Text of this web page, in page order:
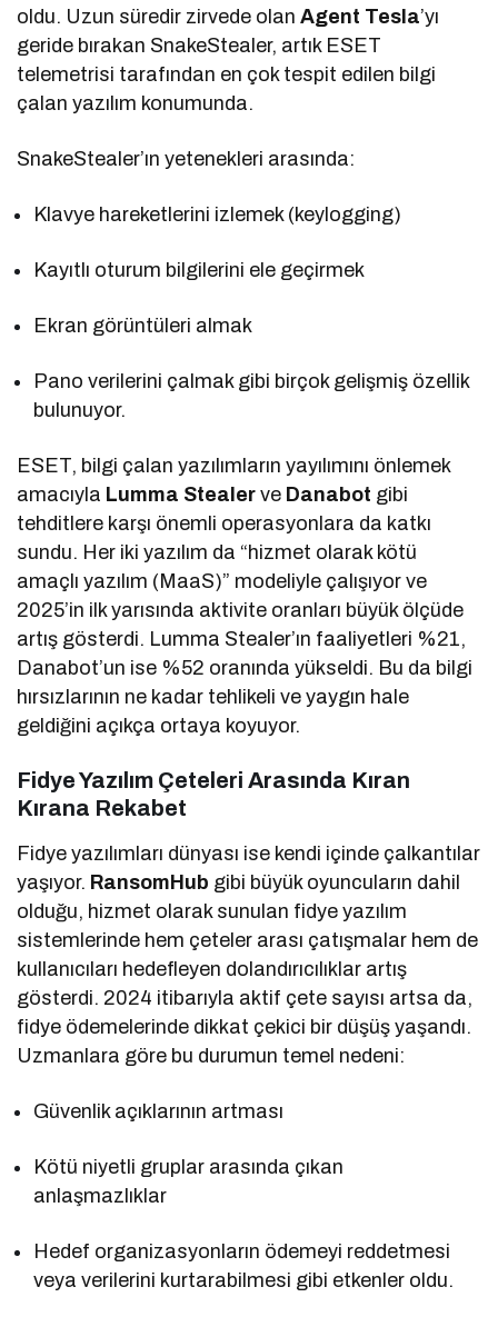
oldu. Uzun süredir zirvede olanAgent Tesla’yı
geride bırakan SnakeStealer, artık ESET
telemetrisi tarafından en çok tespit edilen bilgi
çalan yazılım konumunda.
SnakeStealer’ın yetenekleri arasında:
Klavye hareketlerini izlemek (keylogging)
Kayıtlı oturum bilgilerini ele geçirmek
Ekran görüntüleri almak
Pano verilerini çalmak gibi birçok gelişmiş özellik
bulunuyor.
ESET, bilgi çalan yazılımların yayılımını önlemek
amacıyla Lumma Stealer ve Danabot gibi
tehditlere karşı önemli operasyonlara da katkı
sundu. Her iki yazılım da “hizmet olarak kötü
amaçlı yazılım (MaaS)” modeliyle çalışıyor ve
2025’in ilk yarısında aktivite oranları büyük ölçüde
artış gösterdi. Lumma Stealer’ın faaliyetleri %21,
Danabot’un ise %52 oranında yükseldi. Bu da bilgi
hırsızlarının ne kadar tehlikeli ve yaygın hale
geldiğini açıkça ortaya koyuyor.
Fidye Yazılım Çeteleri Arasında Kıran
Kırana Rekabet
Fidye yazılımları dünyası ise kendi içinde çalkantılar
yaşıyor. RansomHub gibi büyük oyuncuların dahil
olduğu, hizmet olarak sunulan fidye yazılım
sistemlerinde hem çeteler arası çatışmalar hem de
kullanıcıları hedefleyen dolandırıcılıklar artış
gösterdi. 2024 itibarıyla aktif çete sayısı artsa da,
fidye ödemelerinde dikkat çekici bir düşüş yaşandı.
Uzmanlara göre bu durumun temel nedeni:
Güvenlik açıklarının artması
Kötü niyetli gruplar arasında çıkan
anlaşmazlıklar
Hedef organizasyonların ödemeyi reddetmesi
veya verilerini kurtarabilmesi gibi etkenler oldu.